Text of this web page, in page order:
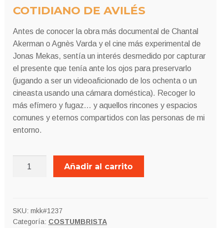
COTIDIANO DE AVILÉS
Antes de conocer la obra más documental de Chantal
Akerman o Agnès Varda y el cine más experimental de
Jonas Mekas, sentía un interés desmedido por capturar
el presente que tenía ante los ojos para preservarlo
(jugando a ser un videoaficionado de los ochenta o un
cineasta usando una cámara doméstica). Recoger lo
más efímero y fugaz… y aquellos rincones y espacios
comunes y eternos compartidos con las personas de mi
entorno.
cantidad
Añadir al carrito
SKU: mkk#1237
Categoría: COSTUMBRISTA